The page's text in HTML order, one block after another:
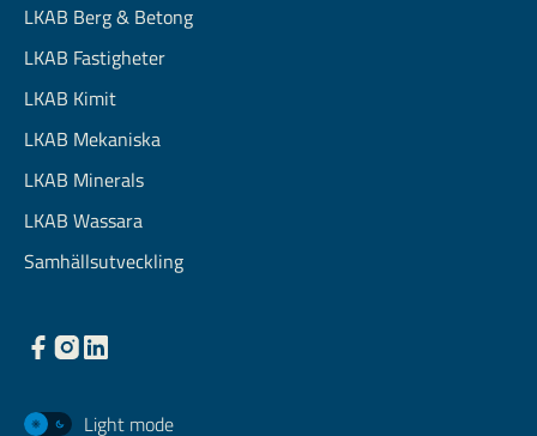
LKAB Berg & Betong
LKAB Fastigheter
LKAB Kimit
LKAB Mekaniska
LKAB Minerals
LKAB Wassara
Samhällsutveckling
Light mode